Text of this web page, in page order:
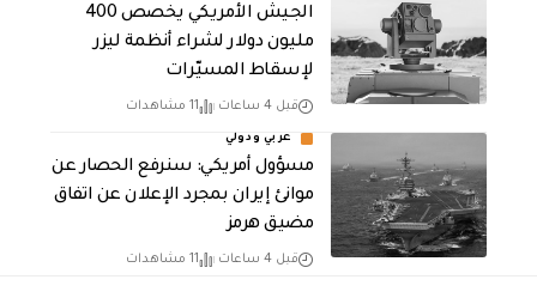
الجيش الأمريكي يخصص 400
مليون دولار لشراء أنظمة ليزر
لإسقاط المسيّرات
قبل 4 ساعات 11 مشاهدات
عربي ودولي
مسؤول أمريكي: سنرفع الحصار عن
موانئ إيران بمجرد الإعلان عن اتفاق
مضيق هرمز
قبل 4 ساعات 11 مشاهدات